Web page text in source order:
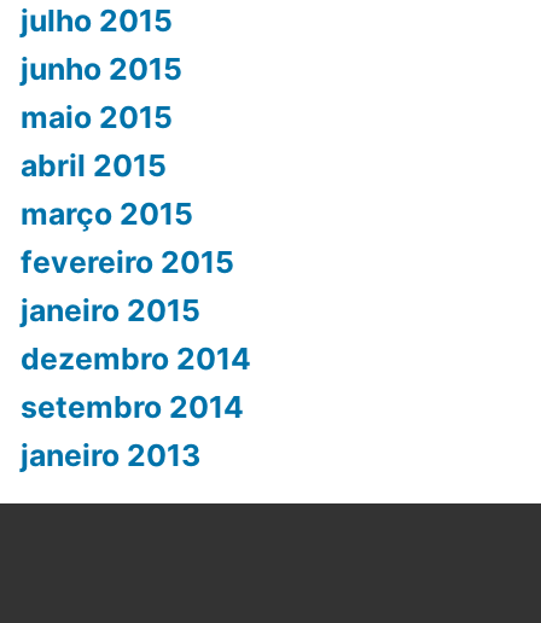
julho 2015
junho 2015
maio 2015
abril 2015
março 2015
fevereiro 2015
janeiro 2015
dezembro 2014
setembro 2014
janeiro 2013